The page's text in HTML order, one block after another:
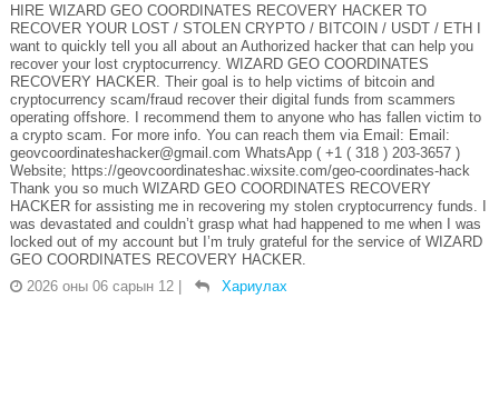
HIRE WIZARD GEO COORDINATES RECOVERY HACKER TO
RECOVER YOUR LOST / STOLEN CRYPTO / BITCOIN / USDT / ETH I
want to quickly tell you all about an Authorized hacker that can help you
recover your lost cryptocurrency. WIZARD GEO COORDINATES
RECOVERY HACKER. Their goal is to help victims of bitcoin and
cryptocurrency scam/fraud recover their digital funds from scammers
operating offshore. I recommend them to anyone who has fallen victim to
a crypto scam. For more info. You can reach them via Email: Email:
geovcoordinateshacker@gmail.com WhatsApp ( +1 ( 318 ) 203-3657 )
Website; https://geovcoordinateshac.wixsite.com/geo-coordinates-hack
Thank you so much WIZARD GEO COORDINATES RECOVERY
HACKER for assisting me in recovering my stolen cryptocurrency funds. I
was devastated and couldn’t grasp what had happened to me when I was
locked out of my account but I’m truly grateful for the service of WIZARD
GEO COORDINATES RECOVERY HACKER.
2026 оны 06 сарын 12 | Хариулах